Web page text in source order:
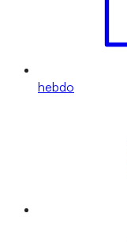
hebdo